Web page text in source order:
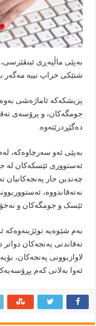
بەپێی ماڵپەڕی
شتێکی خراپ نییە مەگەر
پزیشکەکە ئاماژەشی
جومگەکان، و پرۆسەی
دەگێڕدرێتەوە.
بەپێی ئەو سەرچاوەکە،
ئەستووری ئێسکەکان لە
چەندین جار پەنجەکانیان
نەتەقاندووە،
ئێسک و جومگەکان و
بەم شێوەیە توێژینەوەکە
تەقاندنی پەنجەکان
لاوازبوونی پەنجەکان،
ئەوا بەلانی کەم